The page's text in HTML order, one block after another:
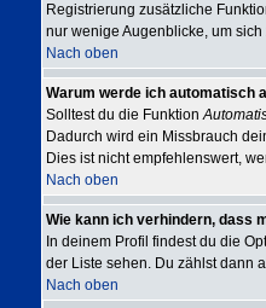
Registrierung zusätzliche
nur wenige Augenblicke, um
Nach oben
Warum werde ich automatisch
Solltest du die Funktion
Dadurch wird ein Missbrauch
Dies ist nicht empfehlenswert,
Nach oben
Wie kann ich verhindern, dass
In deinem Profil findest du die
der Liste sehen. Du zählst dann
Nach oben